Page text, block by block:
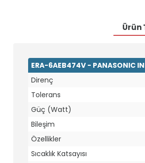
Ürün
ERA-6AEB474V - PANASONIC
Direnç
Tolerans
Güç (Watt)
Bileşim
Özellikler
Sıcaklık Katsayısı